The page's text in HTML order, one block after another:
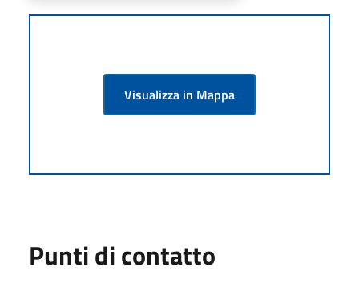
Visualizza in Mappa
Punti di contatto